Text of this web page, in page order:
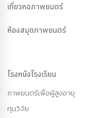
เที่ยวหอภาพยนตร์
ห้องสมุดภาพยนตร์
โรงหนังโรงเรียน
ภาพยนตร์เพื่อผู้สูงอายุ
ทุนวิจัย